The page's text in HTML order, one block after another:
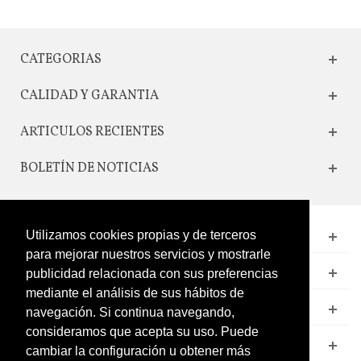
Utilizamos cookies propias y de terceros
para mejorar nuestros servicios y mostrarle
publicidad relacionada con sus preferencias
mediante el análisis de sus hábitos de
navegación. Si continua navegando,
consideramos que acepta su uso. Puede
cambiar la configuración u obtener más
CATEGORIAS
CALIDAD Y GARANTIA
ARTICULOS RECIENTES
BOLETÍN DE NOTICIAS
CONTACTO
LEGAL
CATÁLOGO
MI CUENTA